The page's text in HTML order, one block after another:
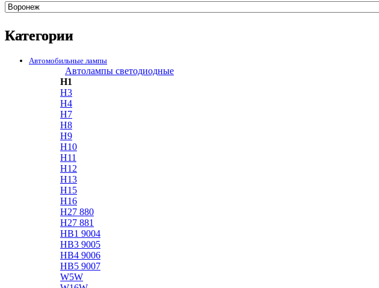
Категории
Автомобильные лампы
Автолампы светодиодные
H1
H3
H4
H7
H8
H9
H10
H11
H12
H13
H15
H16
H27 880
H27 881
HB1 9004
HB3 9005
HB4 9006
HB5 9007
W5W